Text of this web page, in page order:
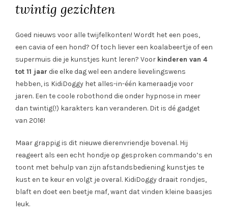
twintig gezichten
Goed nieuws voor alle twijfelkonten! Wordt het een poes,
een cavia of een hond? Of toch liever een koalabeertje of een
supermuis die je kunstjes kunt leren? Voor kinderen van 4
tot 11 jaar die elke dag wel een andere lievelingswens
hebben, is KidiDoggy het alles-in-één kameraadje voor
jaren. Een te coole robothond die onder hypnose in meer
dan twintig(!) karakters kan veranderen. Dit is dé gadget
van 2016!
Maar grappig is dit nieuwe dierenvriendje bovenal. Hij
reageert als een echt hondje op gesproken commando’s en
toont met behulp van zijn afstandsbediening kunstjes te
kust en te keur en volgt je overal. KidiDoggy draait rondjes,
blaft en doet een beetje maf, want dat vinden kleine baasjes
leuk.